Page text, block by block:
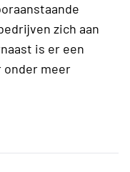
zich aan
is er een
onder meer